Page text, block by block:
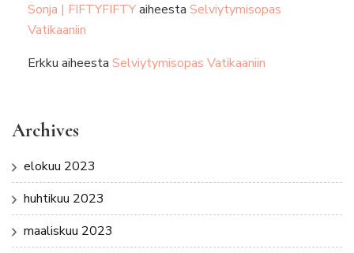
Sonja | FIFTYFIFTYaiheesta Selviytymisopas
Vatikaaniin
Erkku aiheesta Selviytymisopas Vatikaaniin
Archives
elokuu 2023
huhtikuu 2023
maaliskuu 2023